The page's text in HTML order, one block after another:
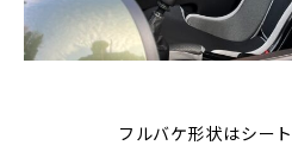
フルバケ形状はシー